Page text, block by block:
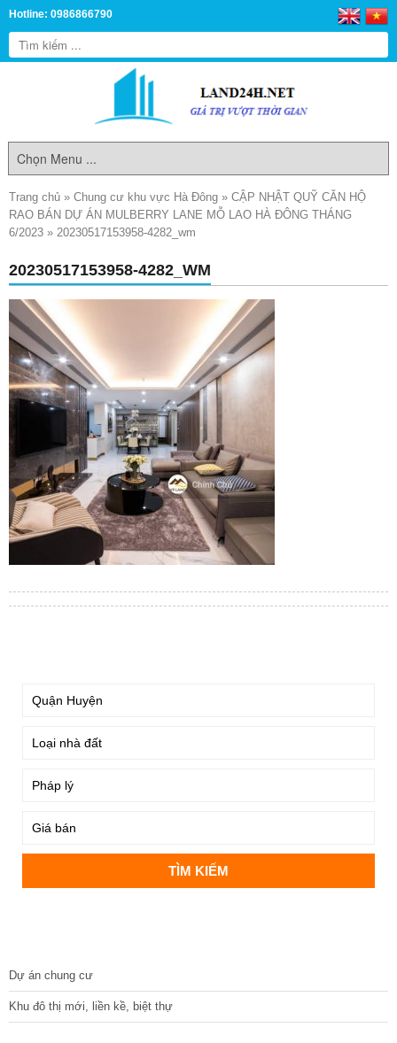
Hotline: 0986866790
Trang chủ » Chung cư khu vực Hà Đông » CẬP NHẬT QUỸ CĂN HỘ
RAO BÁN DỰ ÁN MULBERRY LANE MỖ LAO HÀ ĐÔNG THÁNG
6/2023 » 20230517153958-4282_wm
20230517153958-4282_WM
Dự án chung cư
Khu đô thị mới, liền kề, biệt thự